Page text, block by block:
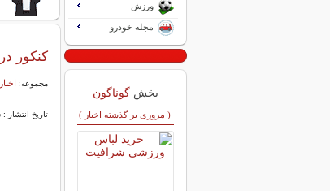
کنکور
مجموعه:
تاریخ انتشار : شنبه, ۱۶
ورزش
مجله خودرو
بخش گوناگون
( مروری بر گذشته اخبار )